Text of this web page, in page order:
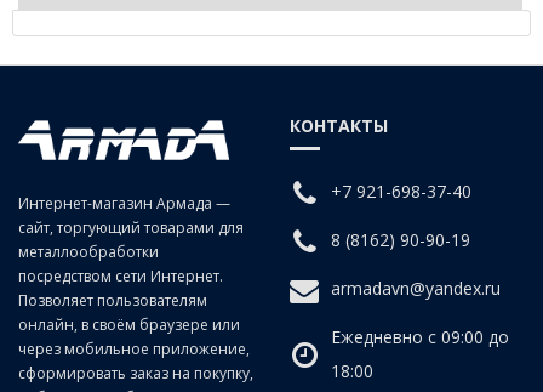
Серия трубок TS из мягкого нейлона для общего применения
имеет 6 различных цветов и 2 размера рулонов. 100-метровые
рулоны только черного и белого цвета.
Интернет-магазин Армада —
сайт, торгующий товарами для
металлообработки
посредством сети Интернет.
Позволяет пользователям
онлайн, в своём браузере или
через мобильное приложение,
сформировать заказ на покупку,
КОНТАКТЫ
+7 921-698-37-40
8 (8162) 90-90-19
armadavn@yandex.ru
Ежедневно с 09:00 до
18:00